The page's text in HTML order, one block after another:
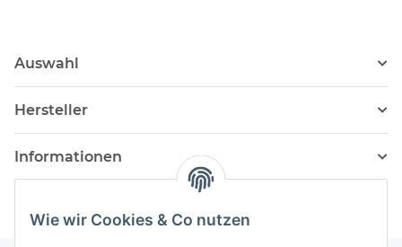
Wie wir Cookies & Co nutzen
Auswahl
Hersteller
Informationen